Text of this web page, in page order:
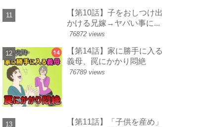
【第10話】子をおしつけ出
かける兄嫁→ヤバい事に...
76872 views
【第14話】家に勝手に入る
義母、罠にかかり悶絶
76789 views
【第11話】「子供を産め」